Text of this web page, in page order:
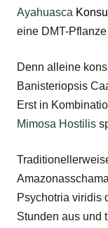
Ayahuasca
eine DMT-
Denn alleine
Banisteriopsis
Erst in
Mimosa Hostilis
Psychotria viridis
Stunden aus und